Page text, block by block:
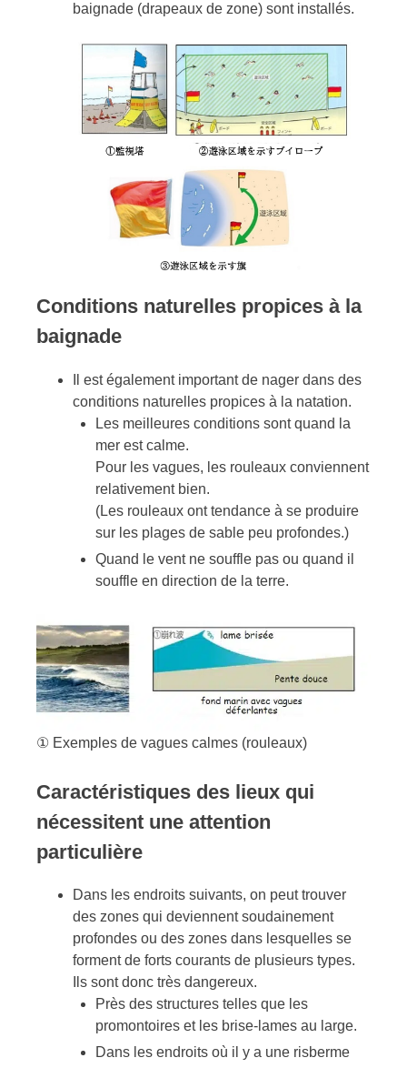
baignade (drapeaux de zone) sont installés.
Conditions naturelles propices à la
baignade
Il est également important de nager dans des
conditions naturelles propices à la natation.
Les meilleures conditions sont quand la
mer est calme.
Pour les vagues, les rouleaux conviennent
relativement bien.
(Les rouleaux ont tendance à se produire
sur les plages de sable peu profondes.)
Quand le vent ne souffle pas ou quand il
souffle en direction de la terre.
① Exemples de vagues calmes (rouleaux)
Caractéristiques des lieux qui
nécessitent une attention
particulière
Dans les endroits suivants, on peut trouver
des zones qui deviennent soudainement
profondes ou des zones dans lesquelles se
forment de forts courants de plusieurs types.
Ils sont donc très dangereux.
Près des structures telles que les
promontoires et les brise-lames au large.
Dans les endroits où il y a une risberme